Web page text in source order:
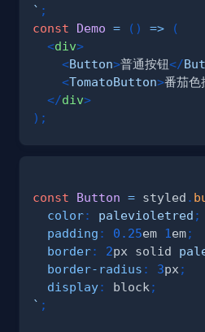
` ;
const
Demo = ( ) =>
(
<div>
<Button>普通按钮</
<TomatoButton>番茄色
</div>
) ;
const Button = styled .
color: palevioletred ;
padding : 0.25em 1 em;
border: 2px solid
border-radius : 3px ;
display: block ;
` ;